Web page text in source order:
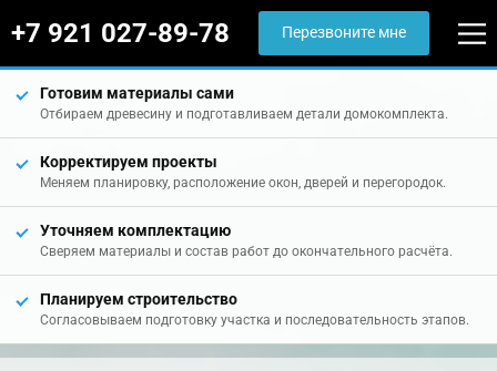
+7 921 027-89-78 Перезвоните мне
Готовим материалы сами
Отбираем древесину и подготавливаем детали домокомплекта.
Корректируем проекты
Меняем планировку, расположение окон, дверей и перегородок.
Уточняем комплектацию
Сверяем материалы и состав работ до окончательного расчёта.
Планируем строительство
Согласовываем подготовку участка и последовательность этапов.